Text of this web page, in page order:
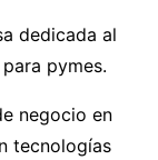
dedicada al
pymes.
negocio en
tecnologías